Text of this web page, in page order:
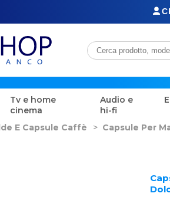
Tv e home
cinema
Audio e
hi-fi
E Capsule Caffè > Capsule Per